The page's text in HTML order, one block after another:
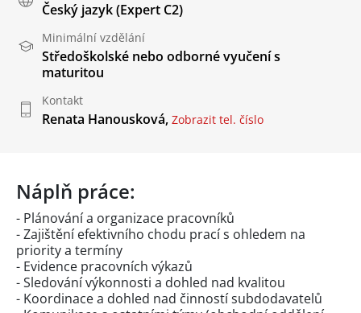
Český jazyk(Expert C2)
Minimální vzdělání
Středoškolské nebo odborné vyučení s
maturitou
Kontakt
Renata Hanousková, Zobrazit tel. číslo
Náplň práce:
- Plánování a organizace pracovníků
- Zajištění efektivního chodu prací s ohledem na
priority a termíny
- Evidence pracovních výkazů
- Sledování výkonnosti a dohled nad kvalitou
- Koordinace a dohled nad činností subdodavatelů